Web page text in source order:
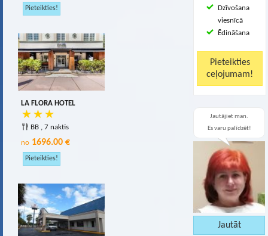
Dzīvošana
viesnīcā
Ēdināšana
Jautājiet man.
Es varu palīdzēt!
LA FLORA HOTEL
BB , 7 naktis
no 1696.00 €